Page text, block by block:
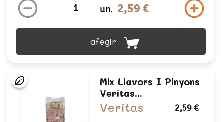
un. 2,59 €
afegir
Mix Llavors I Pinyons
Veritas...
Veritas 2,59 €